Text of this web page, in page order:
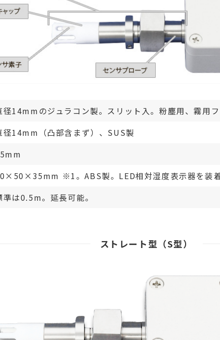
径14mmのジュラコン製。スリット入。粉塵用、霧用
径14mm（凸部含まず）、SUS製
※1。ABS製。LED相対湿度表示器を装
準は0.5m。延長可能。
ストレート型（S型）